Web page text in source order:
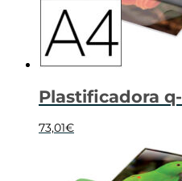
Plastificadora
73,01€